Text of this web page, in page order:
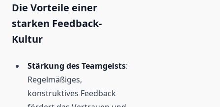
Die Vorteile einer
starken Feedback-
Kultur
Stärkung des Teamgeists:
Regelmäßiges,
konstruktives Feedback